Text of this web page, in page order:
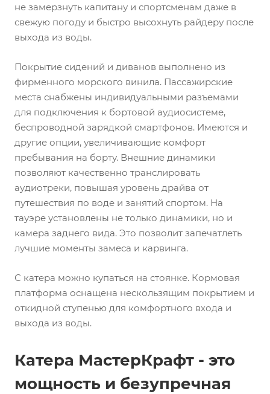
не замерзнуть капитану и спортсменам даже в
свежую погоду и быстро высохнуть райдеру после
выхода из воды.
Покрытие сидений и диванов выполнено из
фирменного морского винила. Пассажирские
места снабжены индивидуальными разъемами
для подключения к бортовой аудиосистеме,
беспроводной зарядкой смартфонов. Имеются и
другие опции, увеличивающие комфорт
пребывания на борту. Внешние динамики
позволяют качественно транслировать
аудиотреки, повышая уровень драйва от
путешествия по воде и занятий спортом. На
тауэре установлены не только динамики, но и
камера заднего вида. Это позволит запечатлеть
лучшие моменты замеса и карвинга.
С катера можно купаться на стоянке. Кормовая
платформа оснащена нескользящим покрытием и
откидной ступенью для комфортного входа и
выхода из воды.
Катера МастерКрафт - это
мощность и безупречная